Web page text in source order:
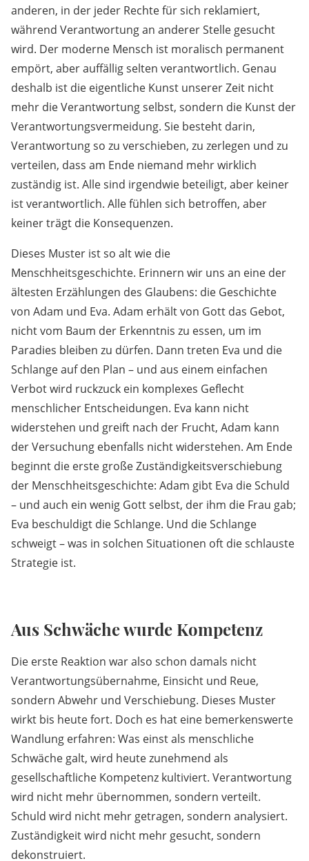
anderen, in der jeder Rechte für sich reklamiert,
während Verantwortung an anderer Stelle gesucht
wird. Der moderne Mensch ist moralisch permanent
empört, aber auffällig selten verantwortlich. Genau
deshalb ist die eigentliche Kunst unserer Zeit nicht
mehr die Verantwortung selbst, sondern die Kunst der
Verantwortungsvermeidung. Sie besteht darin,
Verantwortung so zu verschieben, zu zerlegen und zu
verteilen, dass am Ende niemand mehr wirklich
zuständig ist. Alle sind irgendwie beteiligt, aber keiner
ist verantwortlich. Alle fühlen sich betroffen, aber
keiner trägt die Konsequenzen.
Dieses Muster ist so alt wie die
Menschheitsgeschichte. Erinnern wir uns an eine der
ältesten Erzählungen des Glaubens: die Geschichte
von Adam und Eva. Adam erhält von Gott das Gebot,
nicht vom Baum der Erkenntnis zu essen, um im
Paradies bleiben zu dürfen. Dann treten Eva und die
Schlange auf den Plan – und aus einem einfachen
Verbot wird ruckzuck ein komplexes Geflecht
menschlicher Entscheidungen. Eva kann nicht
widerstehen und greift nach der Frucht, Adam kann
der Versuchung ebenfalls nicht widerstehen. Am Ende
beginnt die erste große Zuständigkeitsverschiebung
der Menschheitsgeschichte: Adam gibt Eva die Schuld
– und auch ein wenig Gott selbst, der ihm die Frau gab;
Eva beschuldigt die Schlange. Und die Schlange
schweigt – was in solchen Situationen oft die schlauste
Strategie ist.
Aus Schwäche wurde Kompetenz
Die erste Reaktion war also schon damals nicht
Verantwortungsübernahme, Einsicht und Reue,
sondern Abwehr und Verschiebung. Dieses Muster
wirkt bis heute fort. Doch es hat eine bemerkenswerte
Wandlung erfahren: Was einst als menschliche
Schwäche galt, wird heute zunehmend als
gesellschaftliche Kompetenz kultiviert. Verantwortung
wird nicht mehr übernommen, sondern verteilt.
Schuld wird nicht mehr getragen, sondern analysiert.
Zuständigkeit wird nicht mehr gesucht, sondern
dekonstruiert.